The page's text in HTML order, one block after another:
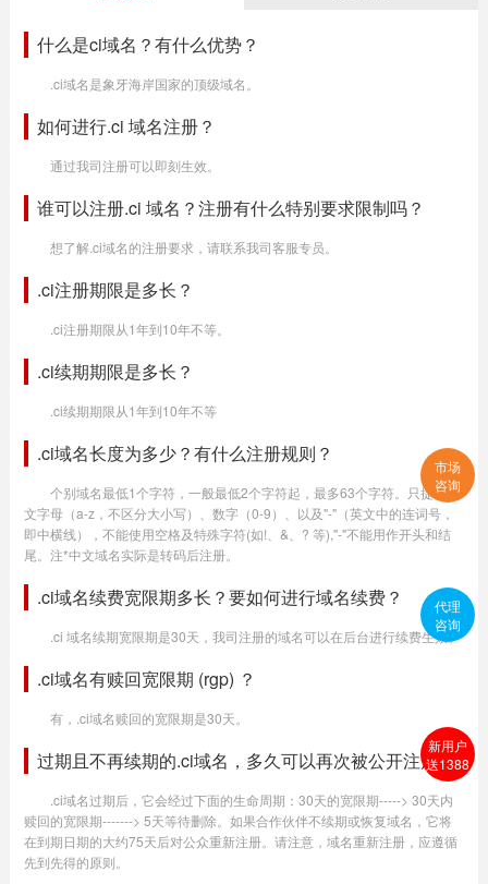
什么是ci域名？有什么优势？
.ci域名是象牙海岸国家的顶级域名。
如何进行.ci 域名注册？
通过我司注册可以即刻生效。
谁可以注册.ci 域名？注册有什么特别要求限制吗？
想了解.ci域名的注册要求，请联系我司客服专员。
.ci注册期限是多长？
.ci注册期限从1年到10年不等。
.ci续期期限是多长？
.ci续期期限从1年到10年不等
.ci域名长度为多少？有什么注册规则？
个别域名最低1个字符，一般最低2个字符起，最多63个字符。只提供英
文字母（a-z，不区分大小写）、数字（0-9）、以及"-"（英文中的连词号，
即中横线），不能使用空格及特殊字符(如!、&、? 等),"-"不能用作开头和结
尾。注*中文域名实际是转码后注册。
.ci域名续费宽限期多长？要如何进行域名续费？
.ci 域名续期宽限期是30天，我司注册的域名可以在后台进行续费生效。
.ci域名有赎回宽限期 (rgp) ？
有，.ci域名赎回的宽限期是30天。
过期且不再续期的.ci域名，多久可以再次被公开注册？
.ci域名过期后，它会经过下面的生命周期：30天的宽限期-----> 30天内
赎回的宽限期-------> 5天等待删除。如果合作伙伴不续期或恢复域名，它将
在到期日期的大约75天后对公众重新注册。请注意，域名重新注册，应遵循
先到先得的原则。
市场
咨询
代理
咨询
新用户
送1388